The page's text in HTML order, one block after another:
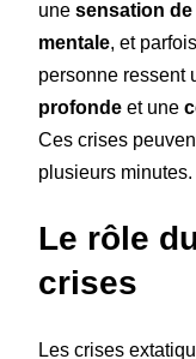
une sensation
mentale, et
personne ressent
profonde et une
Ces crises
plusieurs minutes.
Le rôle
crises
Les crises